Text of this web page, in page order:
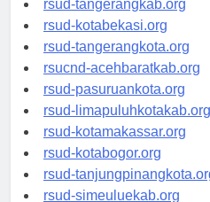
rsud-tangerangkab.org
rsud-kotabekasi.org
rsud-tangerangkota.org
rsucnd-acehbaratkab.org
rsud-pasuruankota.org
rsud-limapuluhkotakab.org
rsud-kotamakassar.org
rsud-kotabogor.org
rsud-tanjungpinangkota.org